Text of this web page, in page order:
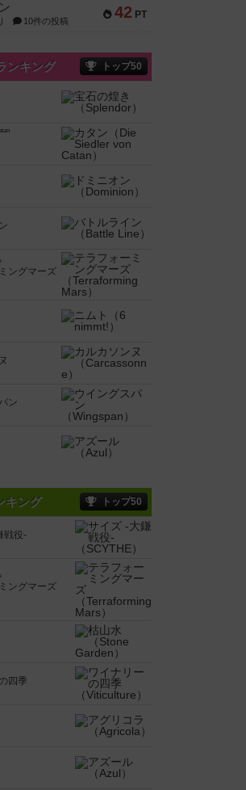
42 PT
10件の投稿
ンキング トップ50
ングマーズ
ン
キング トップ50
戦役-
ングマーズ
四季